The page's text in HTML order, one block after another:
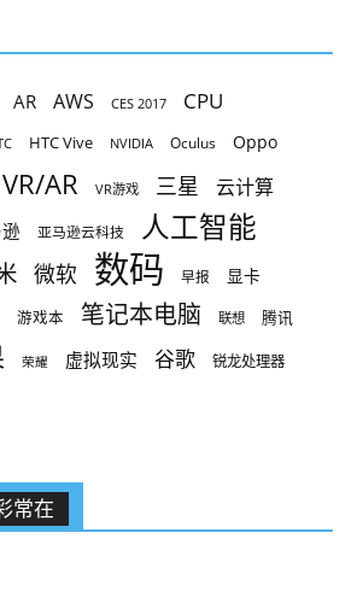
AR AWS CES 2017 CPU
HTC Vive NVIDIA Oculus Oppo
VR/AR VR游戏 三星 云计算
亚马逊云科技 人工智能
微软 数码 早报 显卡
游戏本 笔记本电脑 联想 腾讯
荣耀 虚拟现实 谷歌 锐龙处理器
常在